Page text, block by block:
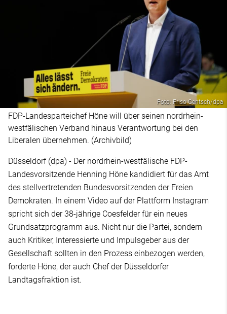
Foto: Friso Gentsch/dpa
FDP-Landesparteichef Höne will über seinen nordrhein-
westfälischen Verband hinaus Verantwortung bei den
Liberalen übernehmen. (Archivbild)
Düsseldorf (dpa) - Der nordrhein-westfälische FDP-
Landesvorsitzende Henning Höne kandidiert für das Amt
des stellvertretenden Bundesvorsitzenden der Freien
Demokraten. In einem Video auf der Plattform Instagram
spricht sich der 38-jährige Coesfelder für ein neues
Grundsatzprogramm aus. Nicht nur die Partei, sondern
auch Kritiker, Interessierte und Impulsgeber aus der
Gesellschaft sollten in den Prozess einbezogen werden,
forderte Höne, der auch Chef der Düsseldorfer
Landtagsfraktion ist.